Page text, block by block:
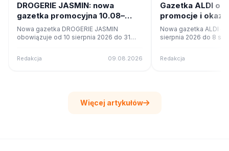
DROGERIE JASMIN: nowa
gazetka promocyjna 10.08–
31.08.2026. Co w ofercie?
Nowa gazetka DROGERIE JASMIN
obowiązuje od 10 sierpnia 2026 do 31
Redakcja 09.08.2026
Gazetka ALDI
promocje i
Nowa gazetka ALDI
sierpnia 2026 do 8
Redakcja
Więcej artykułów